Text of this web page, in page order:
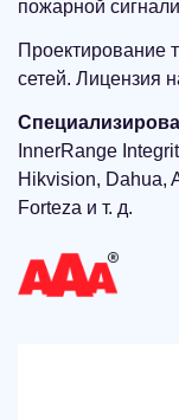
пожарной
Проектирование
сетей. Лицензия
InnerRange
Hikvision, Dahua,
Forteza и т. д.